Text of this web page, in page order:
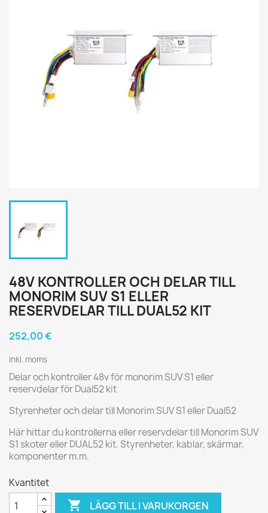
48V KONTROLLER OCH DELAR TILL
MONORIM SUV S1 ELLER
RESERVDELAR TILL DUAL52 KIT
252,00 €
Inkl. moms
Delar och kontroller 48v för monorim SUV S1 eller
reservdelar för Dual52 kit
Styrenheter och delar till Monorim SUV S1 eller Dual52
Här hittar du kontrollerna eller reservdelar till Monorim SUV
S1 skoter eller DUAL52 kit. Styrenheter, kablar, skärmar,
komponenter m.m.
Kvantitet
 LÄGG TILL I VARUKORGEN